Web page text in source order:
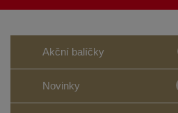
Akční balíčky
Novinky